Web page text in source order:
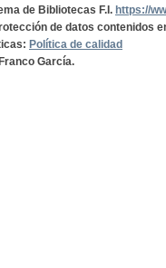
de Bibliotecas F.I. https://
de datos contenidos
Política de calidad
García.